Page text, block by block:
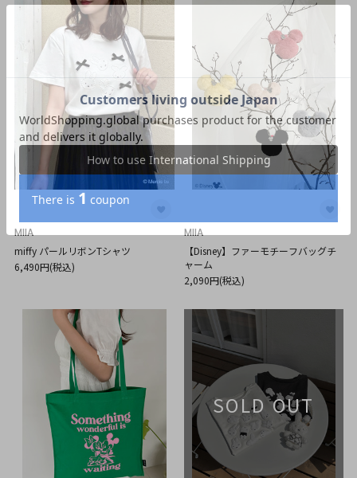
MIIA
miffy パールリボンTシャツ
6,490円(税込)
MIIA
【Disney】ファーモチーフバッグチ
ャーム
2,090円(税込)
SOLD OUT